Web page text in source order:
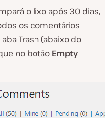
o lixo após 30 dias,
os comentários
Trash (abaixo do
no botão Empty